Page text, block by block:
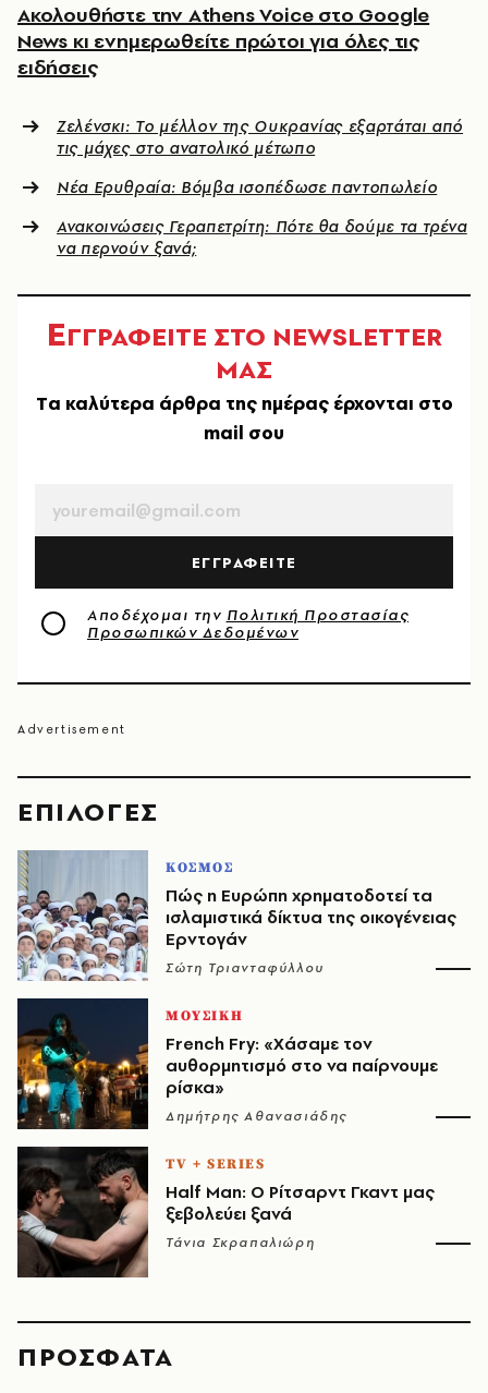
EΠΙΛΟΓΈΣ
ΚΟΣΜΟΣ
Πώς η Ευρώπη χρηματοδοτεί τα
ισλαμιστικά δίκτυα της οικογένειας
Ερντογάν
Σώτη Τριανταφύλλου
ΜΟΥΣΙΚΗ
French Fry: «Χάσαμε τον
αυθορμητισμό στο να παίρνουμε
ρίσκα»
Δημήτρης Αθανασιάδης
TV + SERIES
Half Man: Ο Ρίτσαρντ Γκαντ μας
ξεβολεύει ξανά
Τάνια Σκραπαλιώρη
Ακολουθήστε την Athens Voice στο Google
News κι ενημερωθείτε πρώτοι για όλες τις
ειδήσεις
Ζελένσκι: Το μέλλον της Ουκρανίας εξαρτάται από
τις μάχες στο ανατολικό μέτωπο
Νέα Ερυθραία: Βόμβα ισοπέδωσε παντοπωλείο
Ανακοινώσεις Γεραπετρίτη: Πότε θα δούμε τα τρένα
να περνούν ξανά;
ΕΓΓΡΑΦΕΙΤΕ ΣΤΟ NEWSLETTER
ΜΑΣ
Tα καλύτερα άρθρα της ημέρας έρχονται στο
mail σου
ΕΓΓΡΑΦΕΙΤΕ
Αποδέχομαι την Πολιτική Προστασίας
Προσωπικών Δεδομένων
ΠΡΟΣΦΑΤΑ